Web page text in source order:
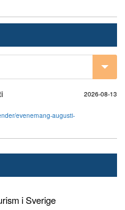
2026-08-13
evenemang-augusti-
i Sverige